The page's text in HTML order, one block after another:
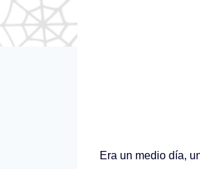
Era un medio día,